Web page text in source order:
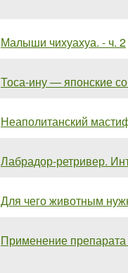
Малыши чихуахуа. - ч. 2
Тоса-ину — японские
Неаполитанский
Лабрадор-ретривер.
Для чего животным
Применение